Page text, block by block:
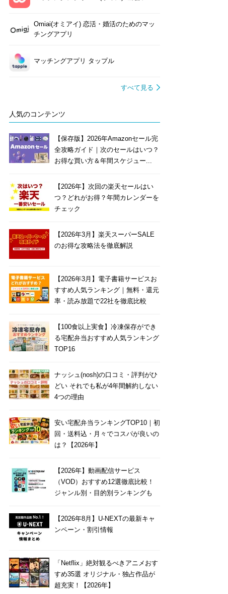
Omiai(オミアイ) 恋活・婚活のためのマッ
チングアプリ
マッチングアプリ タップル
すべて見る
人気のコンテンツ
【保存版】2026年Amazonセール完
全攻略ガイド｜次のセールはいつ？
お得な買い方＆年間スケジュー...
【2026年】次回の楽天セールはい
つ？どれがお得？年間カレンダーを
チェック
【2026年3月】楽天スーパーSALE
のお得な攻略法を徹底解説
【2026年3月】電子書籍サービスお
すすめ人気ランキング｜無料・還元
率・読み放題で22社を徹底比較
【100食以上実食】冷凍保存ができ
る宅配弁当おすすめ人気ランキング
TOP16
ナッシュ(nosh)の口コミ・評判がひ
どい それでも私が4年間解約しない
4つの理由
安い宅配弁当ランキングTOP10｜初
回・送料込・月々でコスパが良いの
は？【2026年】
【2026年】動画配信サービス
（VOD）おすすめ12選徹底比較！
ジャンル別・目的別ランキングも
【2026年8月】U-NEXTの最新キャ
ンペーン・割引情報
「Netflix」絶対観るべきアニメおす
すめ35選 オリジナル・独占作品が
超充実！【2026年】